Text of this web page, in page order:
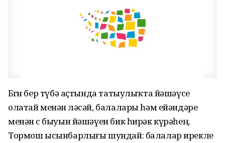
Бөгөн бер түбә аҫтында татыулыҡта йәшәүсе
олатай менән өләсәй, балалары hәм ейәндәре
менән өс быуын йәшәүен бик һирәк күрәһең.
Тормош ысынбарлығы шундай: балалар ирекле